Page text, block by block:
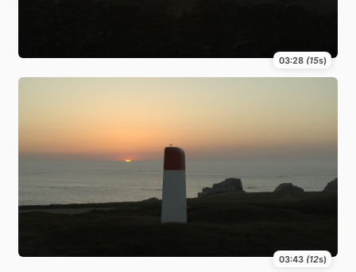
03:28 (15s)
03:43 (12s)